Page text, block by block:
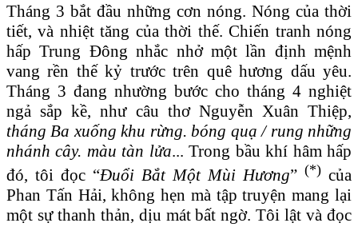
Tháng 3 bắt đầu những cơn nóng. Nóng của thời
tiết, và nhiệt tăng của thời thế. Chiến tranh nóng
hấp Trung Đông nhắc nhở một lần định mệnh
vang rền thế kỷ trước trên quê hương dấu yêu.
Tháng 3 đang nhường bước cho tháng 4 nghiệt
ngả sắp kề, như câu thơ Nguyễn Xuân Thiệp,
tháng Ba xuống khu rừng. bóng quạ / rung những
nhánh cây. màu tàn lửa... Trong bầu khí hâm hấp
đó, tôi đọc “Đuổi Bắt Một Mùi Hương” (*) của
Phan Tấn Hải, không hẹn mà tập truyện mang lại
một sự thanh thản, dịu mát bất ngờ. Tôi lật và đọc